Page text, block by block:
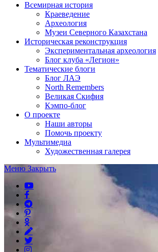
Всемирная история
Краеведение
Археология
Музеи Северного Казахстана
Историческая реконструкция
Экспериментальная археология
Блог клуба «Легион»
Тематические блоги
Блог ЛАЭ
North Remembers
Великая Скифия
Кэмпо-блог
О проекте
Наши авторы
Помочь проекту
Мультимедиа
Художественная галерея
Меню Закрыть